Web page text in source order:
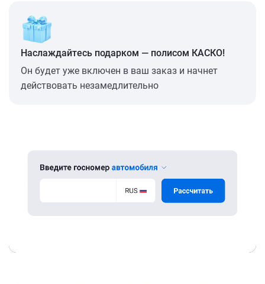
Наслаждайтесь подарком — полисом КАСКО!
Он будет уже включен в ваш заказ и начнет
действовать незамедлительно